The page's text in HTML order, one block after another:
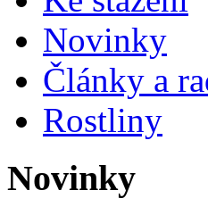
Novinky
Články a
Rostliny
Novinky